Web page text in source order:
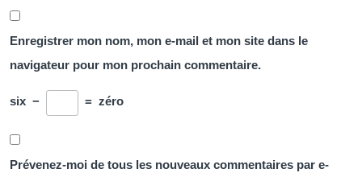
Enregistrer mon nom, mon e-mail et mon site dans le
navigateur pour mon prochain commentaire.
six − = zéro
Prévenez-moi de tous les nouveaux commentaires par e-